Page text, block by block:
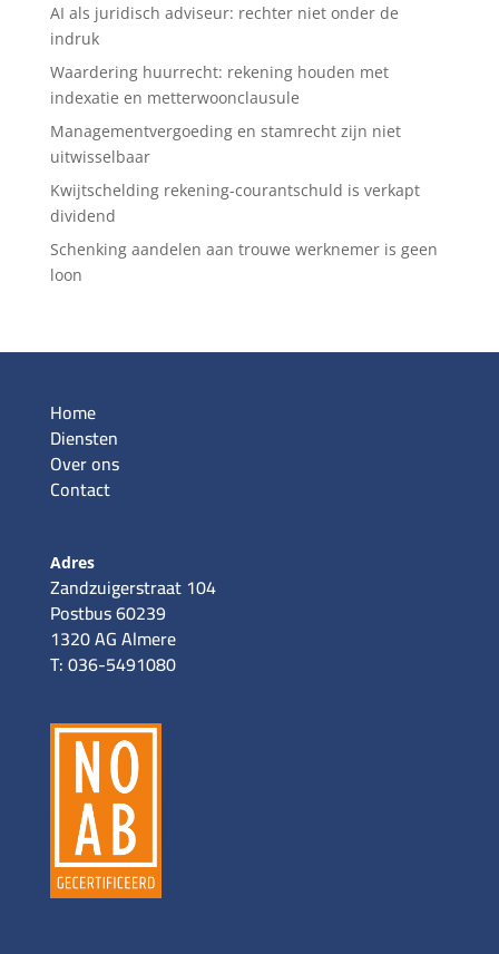
AI als juridisch adviseur: rechter niet onder de
indruk
Waardering huurrecht: rekening houden met
indexatie en metterwoonclausule
Managementvergoeding en stamrecht zijn niet
uitwisselbaar
Kwijtschelding rekening-courantschuld is verkapt
dividend
Schenking aandelen aan trouwe werknemer is geen
loon
Home
Diensten
Over ons
Contact
Adres
Zandzuigerstraat 104
Postbus 60239
1320 AG Almere
T: 036-5491080